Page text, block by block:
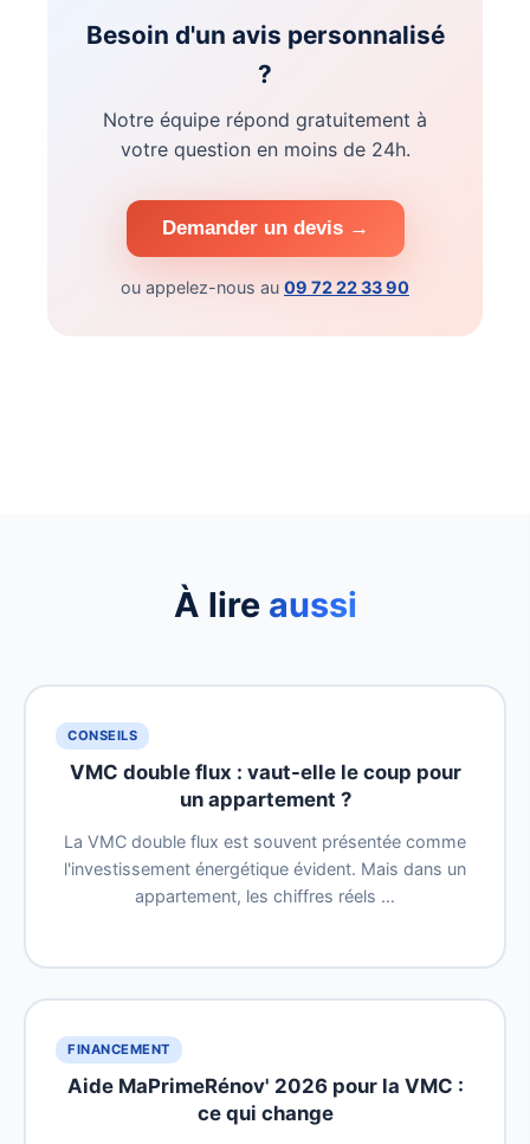
Besoin d'un avis personnalisé
?
Notre équipe répond gratuitement à
votre question en moins de 24h.
Demander un devis →
ou appelez-nous au 09 72 22 33 90
À lire aussi
CONSEILS
VMC double flux : vaut-elle le coup pour
un appartement ?
La VMC double flux est souvent présentée comme
l'investissement énergétique évident. Mais dans un
appartement, les chiffres réels …
FINANCEMENT
Aide MaPrimeRénov' 2026 pour la VMC :
ce qui change